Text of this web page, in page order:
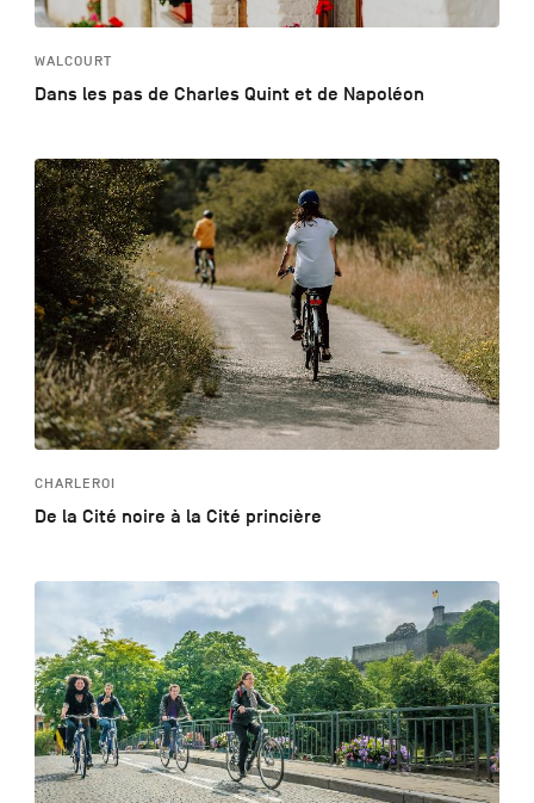
WALCOURT
Dans les pas de Charles Quint et de Napoléon
CHARLEROI
De la Cité noire à la Cité princière